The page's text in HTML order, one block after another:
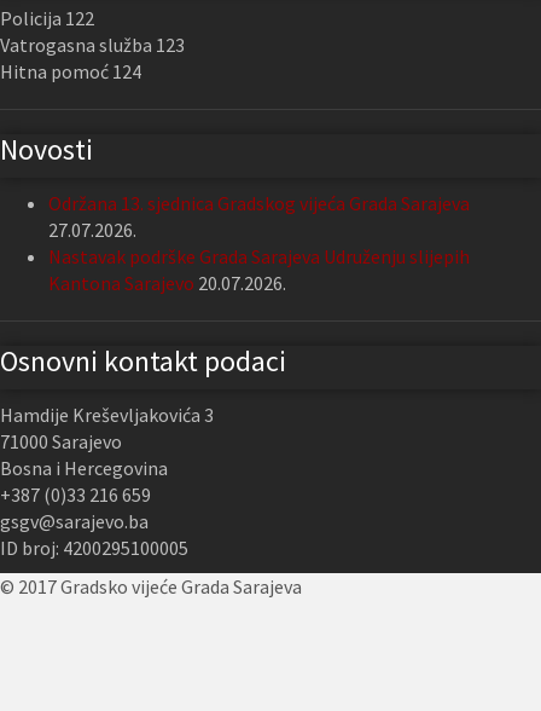
Policija 122
Vatrogasna služba 123
Hitna pomoć 124
Novosti
Održana 13. sjednica Gradskog vijeća Grada Sarajeva
27.07.2026.
Nastavak podrške Grada Sarajeva Udruženju slijepih
Kantona Sarajevo 20.07.2026.
Osnovni kontakt podaci
Hamdije Kreševljakovića 3
71000 Sarajevo
Bosna i Hercegovina
+387 (0)33 216 659
gsgv@sarajevo.ba
ID broj: 4200295100005
© 2017 Gradsko vijeće Grada Sarajeva